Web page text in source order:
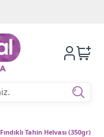
Fındıklı Tahin Helvası (350gr)